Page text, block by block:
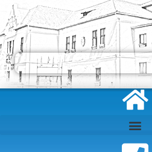
Skip
content
Search